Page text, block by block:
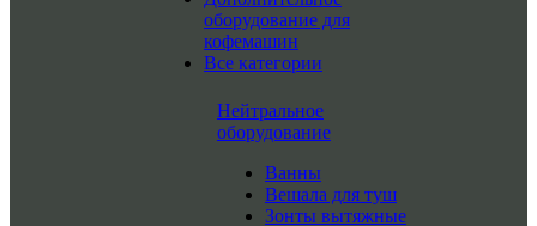
оборудование для
кофемашин
Все категории
Нейтральное
оборудование
Ванны
Вешала для туш
Зонты вытяжные